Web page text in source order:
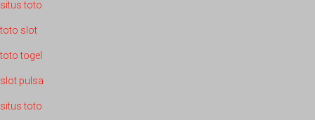
situs toto
toto slot
toto togel
slot pulsa
situs toto